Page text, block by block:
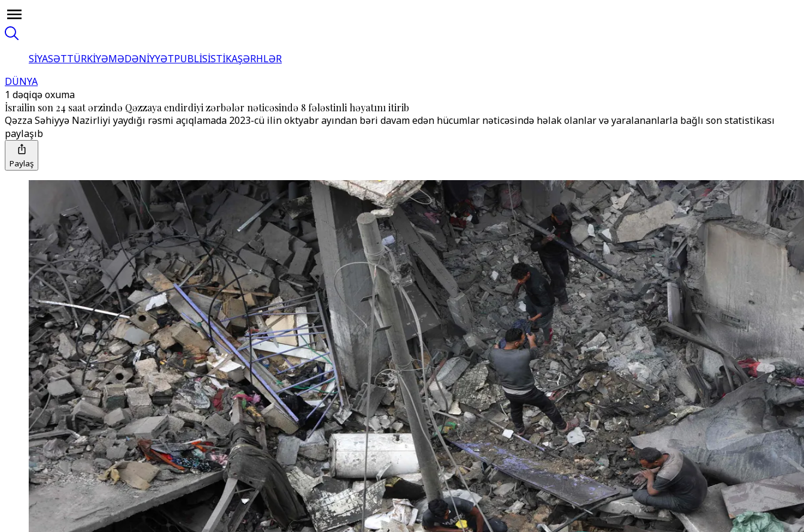
SİYASƏTTÜRKİYƏMƏDƏNİYYƏTPUBLİSİSTİKAŞƏRHLƏR
DÜNYA
1 dəqiqə oxuma
İsrailin son 24 saat ərzində Qəzzaya endirdiyi zərbələr nəticəsində 8 fələstinli həyatını itirib
Qəzza Səhiyyə Nazirliyi yaydığı rəsmi açıqlamada 2023-cü ilin oktyabr ayından bəri davam edən hücumlar nəticəsində həlak olanlar və yaralananlarla bağlı son statistikası
paylaşıb
Paylaş